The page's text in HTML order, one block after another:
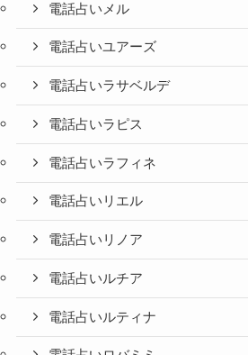
電話占いメル
電話占いユアーズ
電話占いラサベルデ
電話占いラピス
電話占いラフィネ
電話占いリエル
電話占いリノア
電話占いルチア
電話占いルティナ